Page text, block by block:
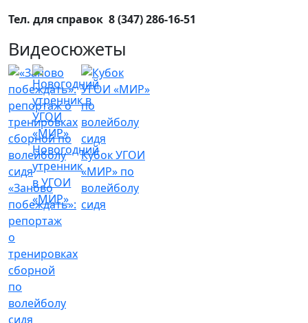
Тел. для справок 8 (347) 286-16-51
Видеосюжеты
«Заново
побеждать»:
репортаж
о
тренировках
сборной
по
волейболу
сидя
Новогодний
утренник
в УГОИ
«МИР»
Кубок УГОИ
«МИР» по
волейболу
сидя